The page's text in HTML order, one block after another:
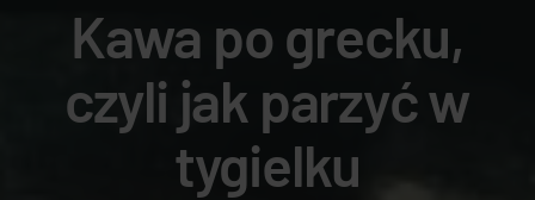
Kawa po grecku,
czyli jak parzyć w
tygielku